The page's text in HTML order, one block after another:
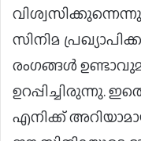
സിനിമ
രംഗങ്ങള്‍
ഉറപ്പിച്ചിരുന്നു.
എനിക്ക്